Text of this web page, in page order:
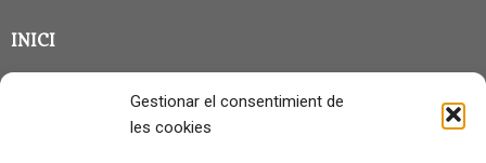
Gestionar el consentimient de
les cookies
INICI
CLASSE EN GRUP